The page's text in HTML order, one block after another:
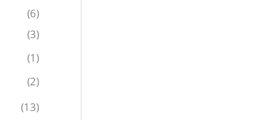
(6)
(3)
(1)
(2)
(13)